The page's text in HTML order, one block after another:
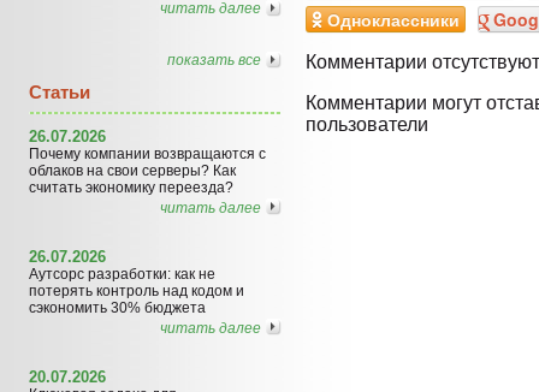
читать далее
показать все
Статьи
26.07.2026
Почему компании возвращаются с
облаков на свои серверы? Как
считать экономику переезда?
читать далее
26.07.2026
Аутсорс разработки: как не
потерять контроль над кодом и
сэкономить 30% бюджета
читать далее
20.07.2026
Одноклассники
Комментарии отсутствуют
Комментарии могут
пользователи